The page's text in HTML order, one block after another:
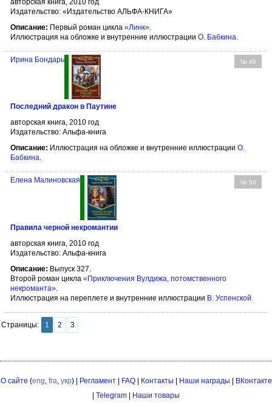
авторская книга, 2010 год
Издательство: «Издательство АЛЬФА-КНИГА»
Описание: Первый роман цикла «Линк».
Иллюстрация на обложке и внутренние иллюстрации О. Бабкина.
№ 49
Ирина Бондарь
Последний дракон в Паутине
авторская книга, 2010 год
Издательство: Альфа-книга
Описание: Иллюстрация на обложке и внутренние иллюстрации О.
Бабкина.
№ 50
Елена Малиновская
Правила черной некромантии
авторская книга, 2010 год
Издательство: Альфа-книга
Описание: Выпуск 327.
Второй роман цикла «Приключения Вулдижа, потомственного
некроманта».
Иллюстрация на переплете и внутренние иллюстрации В. Успенской.
Страницы: 1 2 3
О сайте (eng, fra, укр) | Регламент| FAQ| Контакты Наши награды
ВКонтакте
Telegram Наши товары